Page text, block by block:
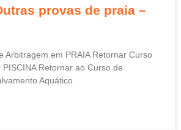
provas de praia –
Arbitragem em PRAIA Retornar Curso
Retornar ao Curso de
Aquático